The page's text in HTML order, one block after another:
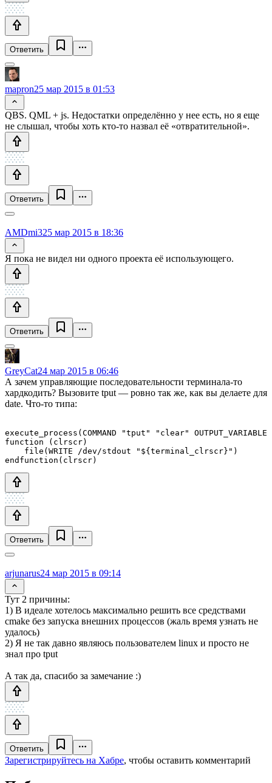
Ответить
mapron25 мар 2015 в 01:53
QBS. QML + js. Недостатки определённо у нее есть, но я еще
не слышал, чтобы хоть кто-то назвал её «отвратительной».
Ответить
AMDmi325 мар 2015 в 18:36
Я пока не видел ни одного проекта её использующего.
Ответить
GreyCat24 мар 2015 в 06:46
А зачем управляющие последовательности терминала-то
хардкодить? Вызовите tput — ровно так же, как вы делаете для
date. Что-то типа:
execute_process(COMMAND "tput" "clear"
function (clrscr)
    file(WRITE /dev/stdout "${terminal_clrscr}")
Ответить
arjunarus24 мар 2015 в 09:14
Тут 2 причины:
1) В идеале хотелось максимально решить все средствами
cmake без запуска внешних процессов (жаль время узнать не
удалось)
2) Я не так давно являюсь пользователем linux и просто не
знал про tput
А так да, спасибо за замечание :)
Ответить
Зарегистрируйтесь на Хабре, чтобы оставить комментарий